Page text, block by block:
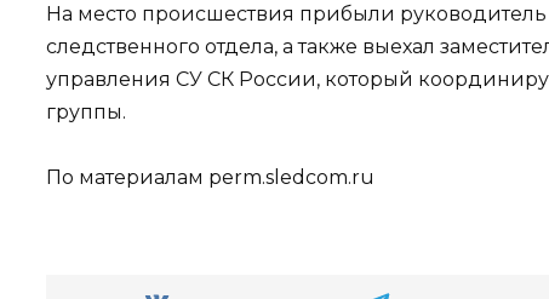
На место происшествия прибыли
следственного отдела, а также выехал
управления СУ СК России, который
группы.
По материалам perm.sledcom.ru